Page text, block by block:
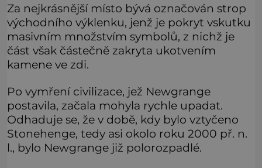
Za nejkrásnější místo bývá označován strop
východního výklenku, jenž je pokryt vskutku
masivním množstvím symbolů, z nichž je
část však částečně zakryta ukotvením
kamene ve zdi.
Po vymření civilizace, jež Newgrange
postavila, začala mohyla rychle upadat.
Odhaduje se, že v době, kdy bylo vztyčeno
Stonehenge, tedy asi okolo roku 2000 př. n.
l., bylo Newgrange již polorozpadlé.